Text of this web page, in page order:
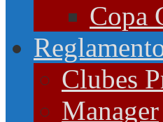
Copa
Clubes
Manager